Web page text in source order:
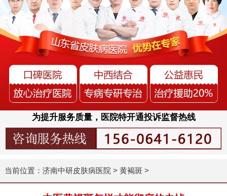
为提升服务质量，医院特开通投诉监督热线
当前位置： 济南中研皮肤病医院 > 黄褐斑 >